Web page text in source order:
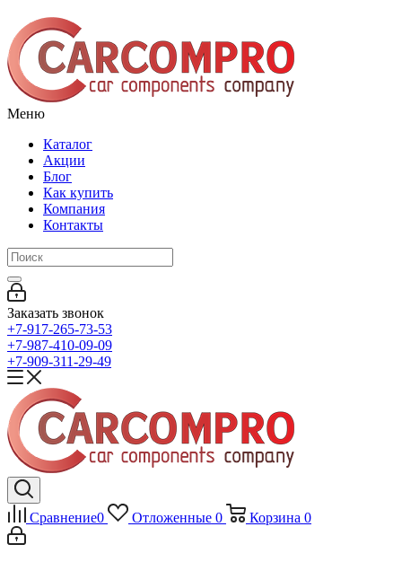
Меню
Каталог
Акции
Блог
Как купить
Компания
Контакты
Заказать звонок
+7-917-265-73-53
+7-987-410-09-09
+7-909-311-29-49
Сравнение0 Отложенные 0 Корзина 0